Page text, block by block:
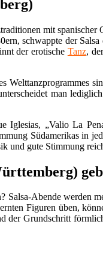
mit
schwappte der
der erotische Tanz,
Welttanzprogrammes
man
Iglesias, „Valio La
Südamerikas in
und gute Stimmung
Abende werden
Figuren üben,
der Grundschritt